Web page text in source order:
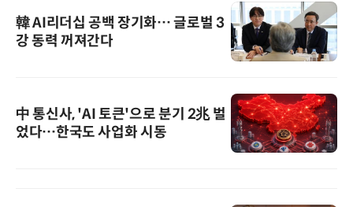
韓 AI리더십 공백 장기화… 글로벌 3
강 동력 꺼져간다
中 통신사, 'AI 토큰'으로 분기 2兆 벌
었다…한국도 사업화 시동